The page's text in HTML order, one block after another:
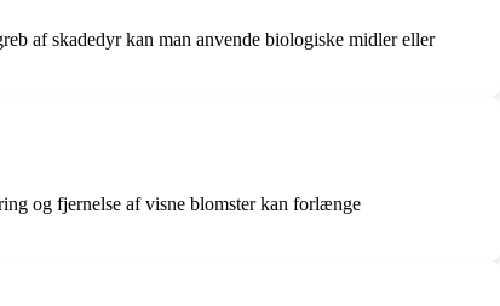
af skadedyr kan man anvende biologiske midler eller
og fjernelse af visne blomster kan forlænge